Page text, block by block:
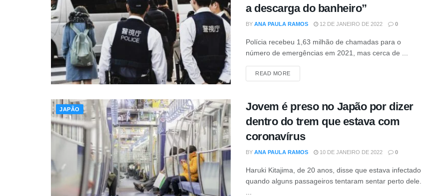
a descarga do banheiro”
BY ANA PAULA RAMOS 12 DE JANEIRO DE 2022 0
Polícia recebeu 1,63 milhão de chamadas para o
número de emergências em 2021, mas cerca de ...
READ MOREDETAILS
JAPÃO
Jovem é preso no Japão por dizer
dentro do trem que estava com
coronavírus
BY ANA PAULA RAMOS 10 DE JANEIRO DE 2022 0
Haruki Kitajima, de 20 anos, disse que estava infectado
quando alguns passageiros tentaram sentar perto dele.